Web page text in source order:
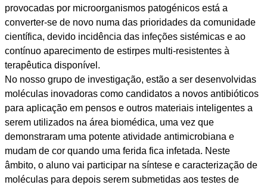
provocadas por microorganismos patogénicos está a
converter-se de novo numa das prioridades da comunidade
científica, devido incidência das infeções sistémicas e ao
contínuo aparecimento de estirpes multi-resistentes à
terapêutica disponível.
No nosso grupo de investigação, estão a ser desenvolvidas
moléculas inovadoras como candidatos a novos antibióticos
para aplicação em pensos e outros materiais inteligentes a
serem utilizados na área biomédica, uma vez que
demonstraram uma potente atividade antimicrobiana e
mudam de cor quando uma ferida fica infetada. Neste
âmbito, o aluno vai participar na síntese e caracterização de
moléculas para depois serem submetidas aos testes de